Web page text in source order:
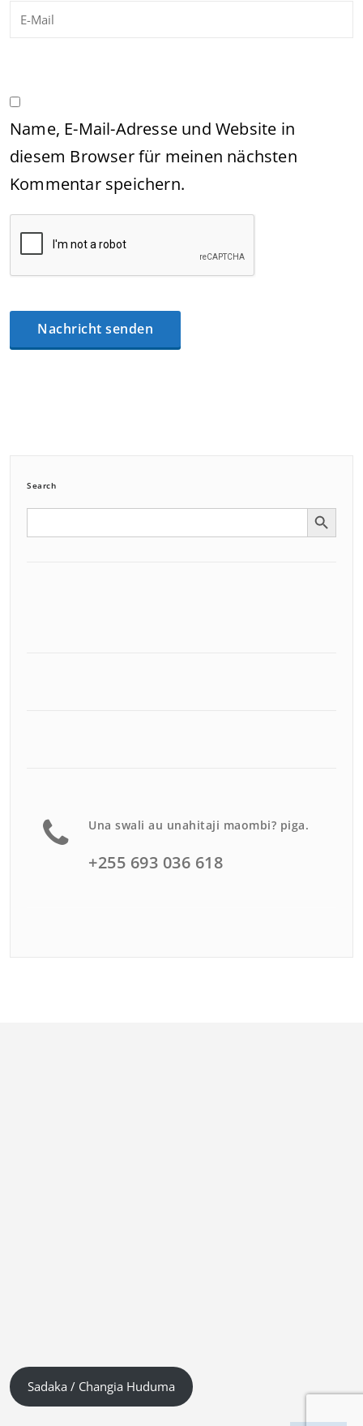
Name, E-Mail-Adresse und Website in
diesem Browser für meinen nächsten
Kommentar speichern.
Search
Search Search Button
Una swali au unahitaji maombi? piga.
+255 693 036 618
Sadaka / Changia Huduma